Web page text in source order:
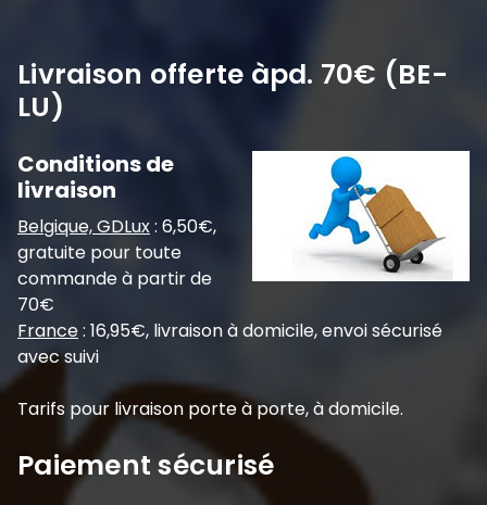
Livraison offerte àpd. 70€ (BE-
LU)
Conditions de
livraison
Belgique, GDLux: 6,50€,
gratuite pour toute
commande à partir de
70€
France: 16,95€, livraison à domicile, envoi sécurisé
avec suivi
Tarifs pour livraison porte à porte, à domicile.
Paiement sécurisé